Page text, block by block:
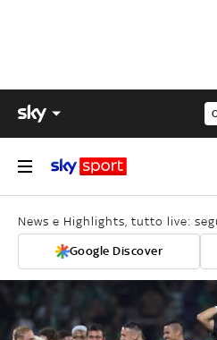
News e Highlights, tutto live:
Google Discover